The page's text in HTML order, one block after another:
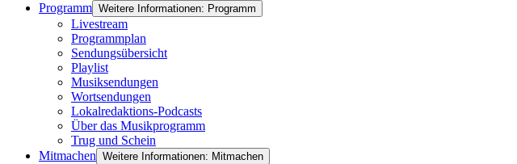
Programm Weitere Informationen: Programm
Livestream
Programmplan
Sendungsübersicht
Playlist
Musiksendungen
Wortsendungen
Lokalredaktions-Podcasts
Über das Musikprogramm
Trug und Schein
Mitmachen Weitere Informationen: Mitmachen